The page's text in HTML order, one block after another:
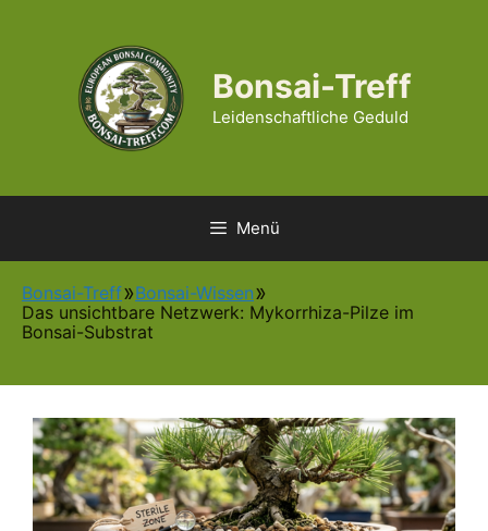
Bonsai-Treff
Leidenschaftliche Geduld
Menü
Bonsai-Treff
Bonsai-Wissen
Das unsichtbare Netzwerk: Mykorrhiza-Pilze im
Bonsai-Substrat